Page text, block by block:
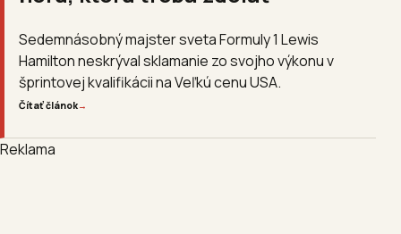
Sedemnásobný majster sveta Formuly 1 Lewis
Hamilton neskrýval sklamanie zo svojho výkonu v
šprintovej kvalifikácii na Veľkú cenu USA.
Čítať článok→
Reklama